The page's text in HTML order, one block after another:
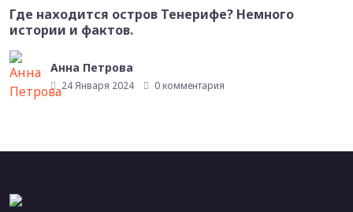
Где находится остров Тенерифе? Немного
истории и фактов.
Анна Петрова
24 Января 2024 0 комментария